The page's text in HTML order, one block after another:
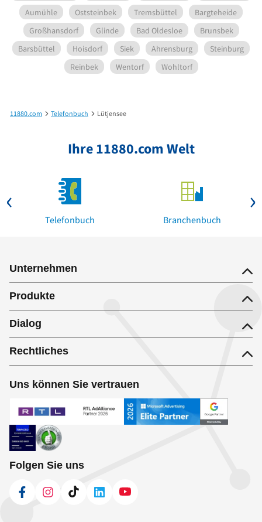
Aumühle
Oststeinbek Tremsbüttel
Bargteheide
Großhansdorf
Glinde Bad Oldesloe
Brunsbek
Barsbüttel
Hoisdorf Siek Ahrensburg
Steinburg
Reinbek
Wentorf Wohltorf
11880.com Telefonbuch Lütjensee
Ihre 11880.com Welt
Telefonbuch Branchenbuch
Unternehmen
Produkte
Dialog
Rechtliches
Uns können Sie vertrauen
Folgen Sie uns